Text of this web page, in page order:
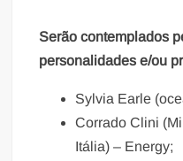
Serão contemplados
personalidades e/ou
Sylvia Earle
Corrado Clini
Itália) – Energy;